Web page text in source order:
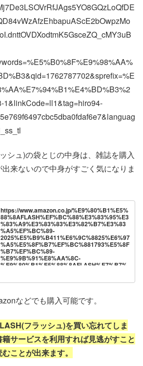
1&linkCode=ll1&tag=hiro94-
シュ)の袋とじの中身は、雑誌を購入
来ないので中身がすごく気になりま
https://www.amazon.co.jp/%E9%80%B1%E5%
88%8AFLASH%EF%BC%88%E3%83%95%E3
%83%A9%E3%83%83%E3%82%B7%E3%83
%A5%EF%BC%89-
2025%E5%B9%B411%E6%9C%8825%E6%97
%A5%E5%8F%B7%EF%BC%881793%E5%8F
%B7%EF%BC%89-
%E9%9B%91%E8%AA%8C-
%E9%80%B1%E5%88%8AFLASH%E7%B7%
__mk_ja_JP=%E3%82%AB%E3%82%BF%E3
9J&dib=eyJ2IjoiMSJ9.XNo2jAqzxm64-
cWp9ZGtmcmQ7R4R47jz4xZF8_WuZH5j4t6IfU
6wzKZL4ZUylHFulvuD_6nRl43_DFo4ZWbgsv
Uxfo8Hj36A37Vxvw9wYgyzPvgcS0O-
GTT6KyRb2uG4hb76fyRolTXxjcVgXzIVC3A2o
OFsfz69IqKuZoTUAPKK4CXIetO-
GEZIOHtyQOdSvq5w6wApGoVAVgKJYY5-
7pCi0krO_Uq8uMRpxdbrxC3ZmrRUnsSPCZs
SvSXK53dwpBbEV_8EVE.Ky5gJWH-
などでも購入可能です。
フラッシュ)を買い忘れてしま
サービスを利用すれば見逃がすこと
ことが出来ます。